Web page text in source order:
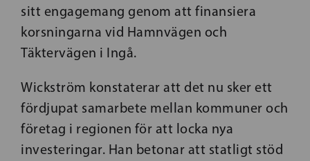
sitt engagemang genom att finansiera
korsningarna vid Hamnvägen och
Täktervägen i Ingå.
Wickström konstaterar att det nu sker ett
fördjupat samarbete mellan kommuner och
företag i regionen för att locka nya
investeringar. Han betonar att statligt stöd